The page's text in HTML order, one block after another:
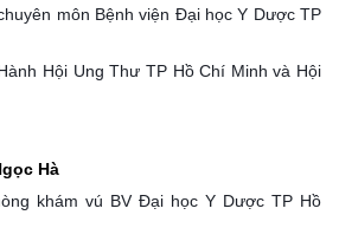
môn Bệnh viện Đại học Y Dược TP
Hội Ung Thư TP Hồ Chí Minh và Hội
Hà
khám vú BV Đại học Y Dược TP Hồ